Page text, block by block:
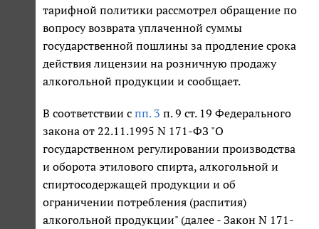
тарифной политики рассмотрел обращение по
вопросу возврата уплаченной суммы
государственной пошлины за продление срока
действия лицензии на розничную продажу
алкогольной продукции и сообщает.
В соответствии с пп. 3 п. 9 ст. 19 Федерального
закона от 22.11.1995 N 171-ФЗ "О
государственном регулировании производства
и оборота этилового спирта, алкогольной и
спиртосодержащей продукции и об
ограничении потребления (распития)
алкогольной продукции" (далее - Закон N 171-